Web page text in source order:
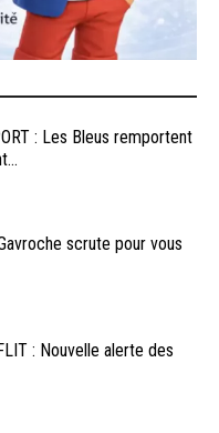
: Les Bleus remportent
scrute pour vous
: Nouvelle alerte des